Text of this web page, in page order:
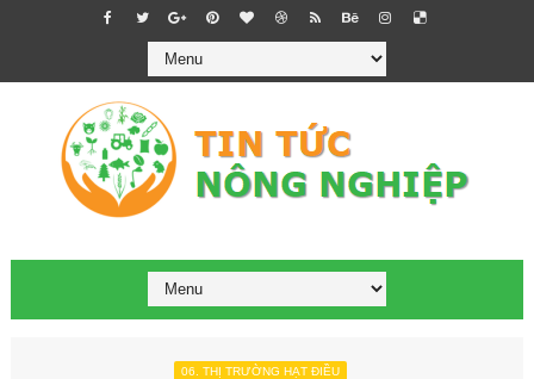
06. THỊ TRƯỜNG HẠT ĐIỀU